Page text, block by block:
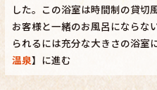
した。この浴室は時間制の貸切
お客様と一緒のお風呂にならな
られるには充分な大きさの浴室
温泉】に進む